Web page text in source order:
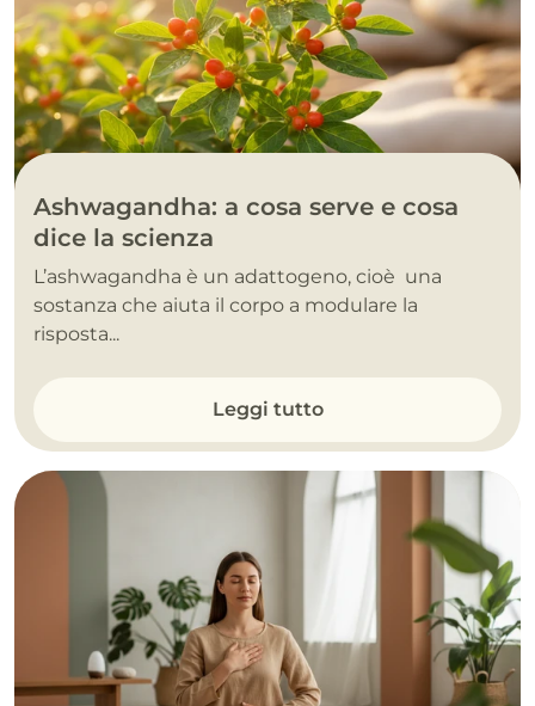
Ashwagandha: a cosa serve e cosa
dice la scienza
L’ashwagandha è un adattogeno, cioè una
sostanza che aiuta il corpo a modulare la
risposta...
Leggi tutto